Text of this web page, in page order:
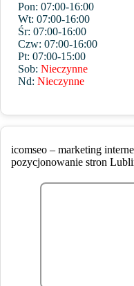
Pon: 07:00-16:00
Wt: 07:00-16:00
Śr: 07:00-16:00
Czw: 07:00-16:00
Pt: 07:00-15:00
Sob: Nieczynne
Nd: Nieczynne
icomseo – marketing
pozycjonowanie stron